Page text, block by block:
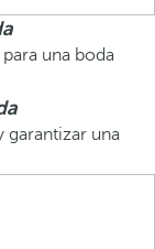
una boda
garantizar una